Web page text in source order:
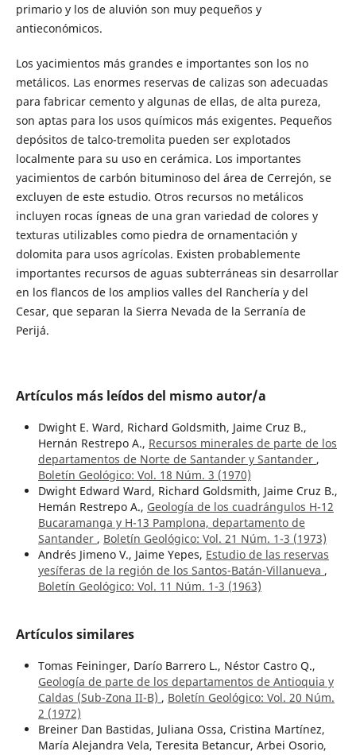
primario y los de aluvión son muy pequeños y
antieconómicos.
Los yacimientos más grandes e importantes son los no
metálicos. Las enormes reservas de calizas son adecuadas
para fabricar cemento y algunas de ellas, de alta pureza,
son aptas para los usos químicos más exigentes. Pequeños
depósitos de talco-tremolita pueden ser explotados
localmente para su uso en cerámica. Los importantes
yacimientos de carbón bituminoso del área de Cerrejón, se
excluyen de este estudio. Otros recursos no metálicos
incluyen rocas ígneas de una gran variedad de colores y
texturas utilizables como piedra de ornamentación y
dolomita para usos agrícolas. Existen probablemente
importantes recursos de aguas subterráneas sin desarrollar
en los flancos de los amplios valles del Ranchería y del
Cesar, que separan la Sierra Nevada de la Serranía de
Perijá.
Artículos más leídos del mismo autor/a
Dwight E. Ward, Richard Goldsmith, Jaime Cruz B.,
Hernán Restrepo A., Recursos minerales de parte de los
departamentos de Norte de Santander y Santander ,
Boletín Geológico: Vol. 18 Núm. 3 (1970)
Dwight Edward Ward, Richard Goldsmith, Jaime Cruz B.,
Hemán Restrepo A., Geología de los cuadrángulos H-12
Bucaramanga y H-13 Pamplona, departamento de
Santander , Boletín Geológico: Vol. 21 Núm. 1-3 (1973)
Andrés Jimeno V., Jaime Yepes, Estudio de las reservas
yesíferas de la región de los Santos-Batán-Villanueva ,
Boletín Geológico: Vol. 11 Núm. 1-3 (1963)
Artículos similares
Tomas Feininger, Darío Barrero L., Néstor Castro Q.,
Geología de parte de los departamentos de Antioquia y
Caldas (Sub-Zona II-B) , Boletín Geológico: Vol. 20 Núm.
2 (1972)
Breiner Dan Bastidas, Juliana Ossa, Cristina Martínez,
María Alejandra Vela, Teresita Betancur, Arbei Osorio,